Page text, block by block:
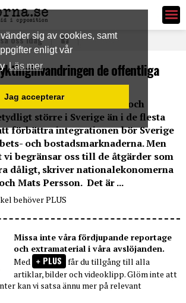
sig av cookies, samt
enligt vår
Läs mer
Jag accepterar
Ledarsidorna.se
oss idag
de offentliga
mellan infödda och
större i Sverige än i de flesta
förbättra integrationen bör Sverige
och bostadsmarknaderna. Men
vi begränsar oss till de åtgärder som
dåligt, skriver nationalekonomerna
Mats Persson. Det är ...
behöver PLUS
Missa inte våra fördjupande reportage
och extramaterial i våra avslöjanden.
Med
PLUS får du tillgång till alla
artiklar, bilder och videoklipp. Glöm inte att
kan vi satsa ännu mer på relevant